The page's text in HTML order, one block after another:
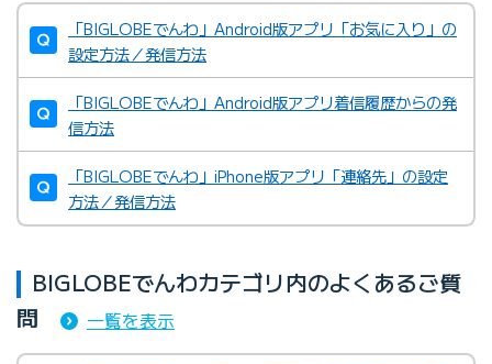
「BIGLOBEでんわ」Android版アプリ「お気に入り」の
設定方法／発信方法
「BIGLOBEでんわ」Android版アプリ着信履歴からの発
信方法
「BIGLOBEでんわ」iPhone版アプリ「連絡先」の設定
方法／発信方法
BIGLOBEでんわカテゴリ内のよくあるご質
問
一覧を表示